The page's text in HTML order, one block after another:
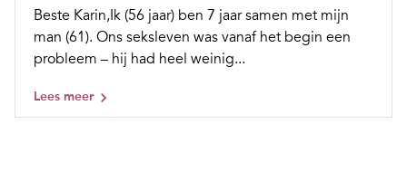
Beste Karin,Ik (56 jaar) ben 7 jaar samen met mijn
man (61). Ons seksleven was vanaf het begin een
probleem – hij had heel weinig...
Lees meer